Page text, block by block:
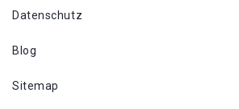
Datenschutz
Blog
Sitemap